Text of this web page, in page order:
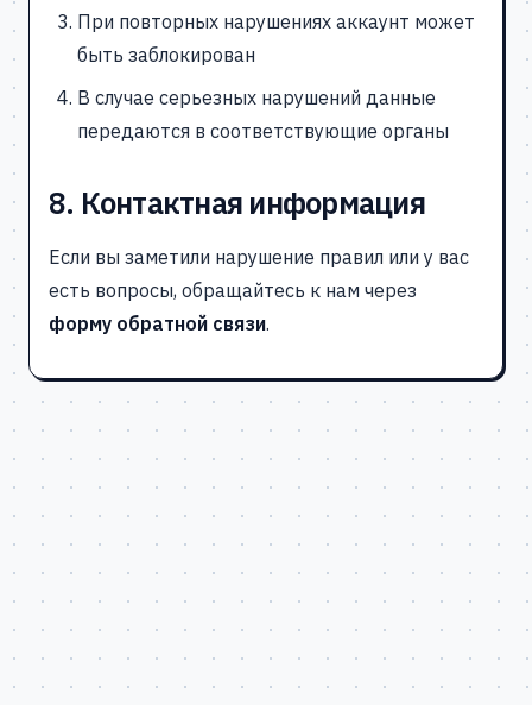
При повторных нарушениях аккаунт может
быть заблокирован
В случае серьезных нарушений данные
передаются в соответствующие органы
8. Контактная информация
Если вы заметили нарушение правил или у вас
есть вопросы, обращайтесь к нам через
форму обратной связи.